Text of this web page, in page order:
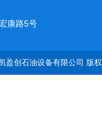
康路5号
盈创石油设备有限公司 版